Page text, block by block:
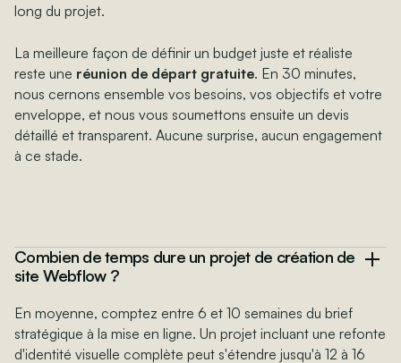
long du projet.
La meilleure façon de définir un budget juste et réaliste
reste une réunion de départ gratuite. En 30 minutes,
nous cernons ensemble vos besoins, vos objectifs et votre
enveloppe, et nous vous soumettons ensuite un devis
détaillé et transparent. Aucune surprise, aucun engagement
à ce stade.
Combien de temps dure un projet de création de
site Webflow ?
En moyenne, comptez entre 6 et 10 semaines du brief
stratégique à la mise en ligne. Un projet incluant une refonte
d'identité visuelle complète peut s'étendre jusqu'à 12 à 16